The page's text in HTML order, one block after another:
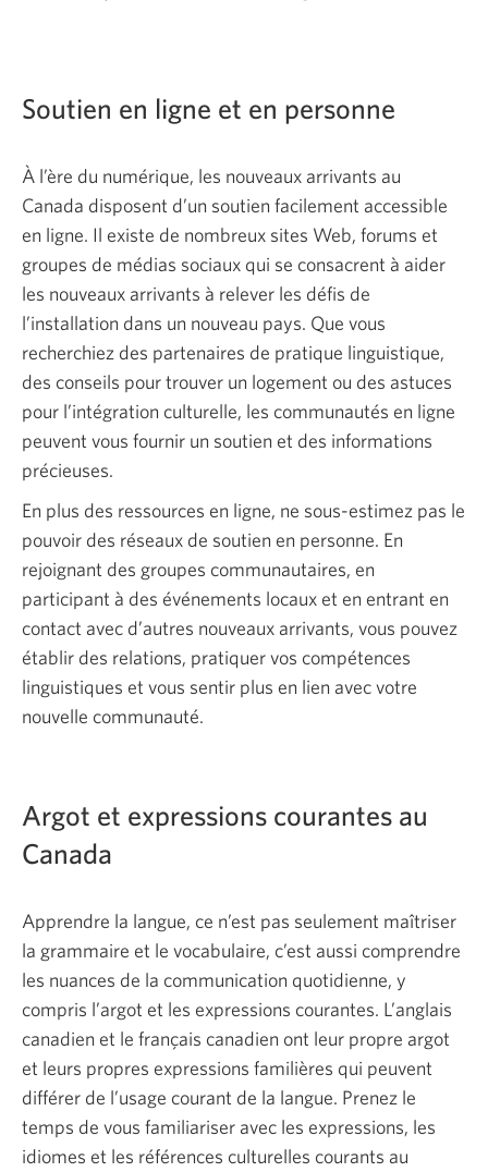
Soutien en ligne et en personne
À l’ère du numérique, les nouveaux arrivants au
Canada disposent d’un soutien facilement accessible
en ligne. Il existe de nombreux sites Web, forums et
groupes de médias sociaux qui se consacrent à aider
les nouveaux arrivants à relever les défis de
l’installation dans un nouveau pays. Que vous
recherchiez des partenaires de pratique linguistique,
des conseils pour trouver un logement ou des astuces
pour l’intégration culturelle, les communautés en ligne
peuvent vous fournir un soutien et des informations
précieuses.
En plus des ressources en ligne, ne sous-estimez pas le
pouvoir des réseaux de soutien en personne. En
rejoignant des groupes communautaires, en
participant à des événements locaux et en entrant en
contact avec d’autres nouveaux arrivants, vous pouvez
établir des relations, pratiquer vos compétences
linguistiques et vous sentir plus en lien avec votre
nouvelle communauté.
Argot et expressions courantes au
Canada
Apprendre la langue, ce n’est pas seulement maîtriser
la grammaire et le vocabulaire, c’est aussi comprendre
les nuances de la communication quotidienne, y
compris l’argot et les expressions courantes. L’anglais
canadien et le français canadien ont leur propre argot
et leurs propres expressions familières qui peuvent
différer de l’usage courant de la langue. Prenez le
temps de vous familiariser avec les expressions, les
idiomes et les références culturelles courants au